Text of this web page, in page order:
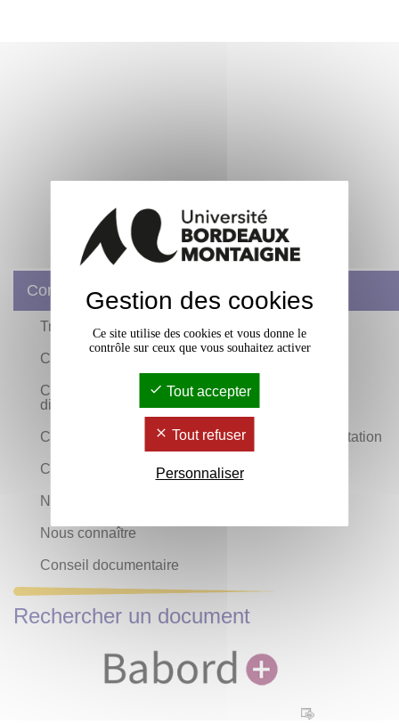
Contacts
Travailler en bibliothèque
Contacter un service des bibliothèques
Contacter votre bibliothécaire par domaine
disciplinaire
Contacter votre chargé·e de formations documentation
Contacter la direction du service
Nous rejoindre sur les réseaux sociaux
Nous connaître
Conseil documentaire
Rechercher un document
Gestion des cookies
Ce site utilise des cookies et vous donne le
contrôle sur ceux que vous souhaitez activer
Tout accepter
Tout refuser
Personnaliser